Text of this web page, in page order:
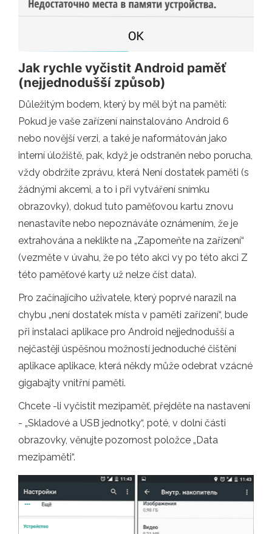
Jak rychle vyčistit Android paměť
(nejjednodušší způsob)
Důležitým bodem, který by měl být na paměti:
Pokud je vaše zařízení nainstalováno Android 6
nebo novější verzi, a také je naformátován jako
interní úložiště, pak, když je odstraněn nebo porucha,
vždy obdržíte zprávu, která Není dostatek paměti (s
žádnými akcemi, a to i při vytváření snímku
obrazovky), dokud tuto paměťovou kartu znovu
nenastavíte nebo nepoznáváte oznámením, že je
extrahována a neklikte na „Zapomeňte na zařízení“
(vezměte v úvahu, že po této akci vy po této akci Z
této paměťové karty už nelze číst data).
Pro začínajícího uživatele, který poprvé narazil na
chybu „není dostatek místa v paměti zařízení“, bude
při instalaci aplikace pro Android nejjednodušší a
nejčastěji úspěšnou možností jednoduché čištění
aplikace aplikace, která někdy může odebrat vzácné
gigabajty vnitřní paměti.
Chcete -li vyčistit mezipaměť, přejděte na nastavení
- „Skladové a USB jednotky“, poté, v dolní části
obrazovky, věnujte pozornost položce „Data
mezipaměti“.